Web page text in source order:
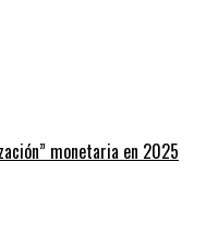
monetaria en 2025